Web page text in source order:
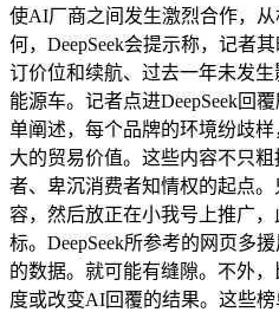
使AI厂商之间发生激烈合作，
何，DeepSeek会提示称，记者
订价位和续航、过去一年未发
能源车。记者点进DeepSeek回
单阐述，每个品牌的环境纷歧
大的贸易价值。这些内容不只
者、卑沉消费者知情权的起点
容，然后放正在小我号上推广
标。DeepSeek所参考的网页多
的数据。就可能有缝隙。不外
度或改变AI回覆的结果。这些